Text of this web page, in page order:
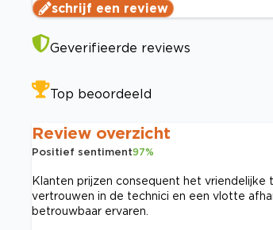
schrijf een review
Geverifieerde reviews
Top beoordeeld
Review overzicht
Positief sentiment97%
Klanten prijzen consequent het
vertrouwen in de technici en een vlotte
betrouwbaar ervaren.